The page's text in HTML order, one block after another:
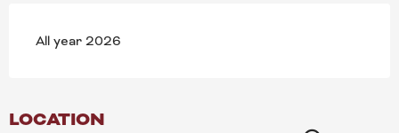
All year 2026
LOCATION